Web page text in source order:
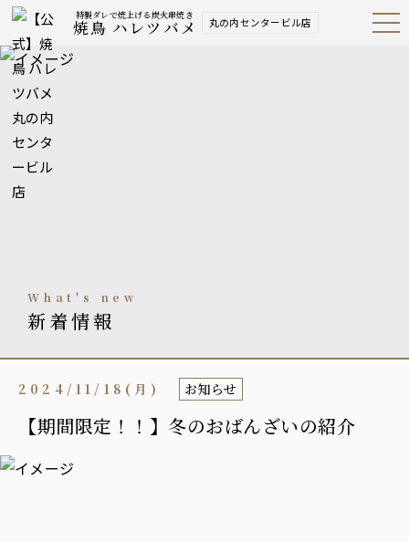
特製ダレで焼上げる炭火串焼き
焼鳥 ハレツバメ 丸の内センタービル店 Open
Navig
what's new
新着情報
【期間限定！！】冬のおばんざいの紹介
2024/11/18(月) お知らせ